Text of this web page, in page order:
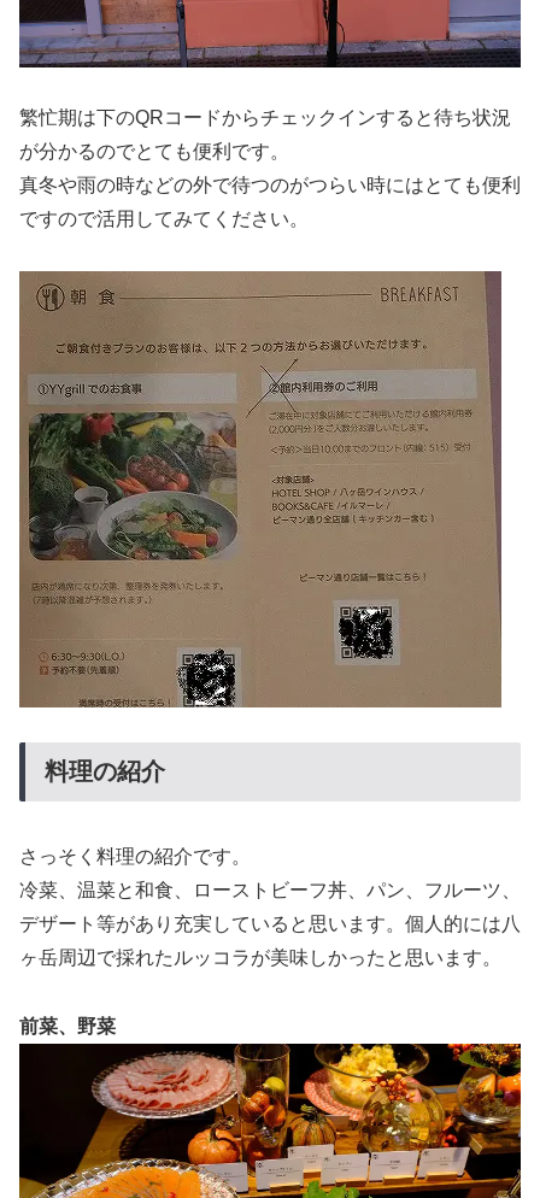
繁忙期は下のQRコードからチェックインすると待ち状況
が分かるのでとても便利です。
真冬や雨の時などの外で待つのがつらい時にはとても便利
ですので活用してみてください。
料理の紹介
さっそく料理の紹介です。
冷菜、温菜と和食、ローストビーフ丼、パン、フルーツ、
デザート等があり充実していると思います。個人的には八
ヶ岳周辺で採れたルッコラが美味しかったと思います。
前菜、野菜